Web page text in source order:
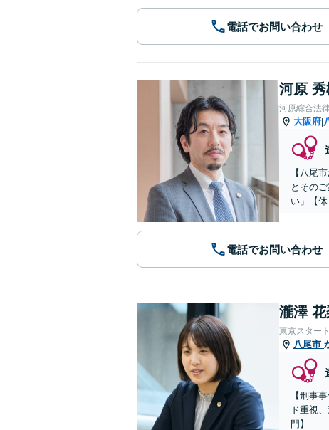
電話でお問い合わせ
河原
河原綜合法
大阪府|
【八尾
とその
い」【休
電話でお問い合わせ
瀧澤 花
東京スター
八尾市
【刑事
ド重視
門】